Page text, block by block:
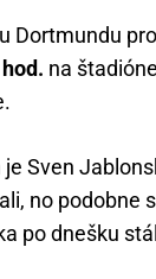
Dortmundu
na
Sven
no podobne
po dnešku